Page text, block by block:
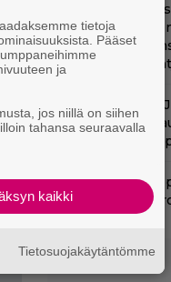
Huippuleffa
Maguiren
Illalla
raakaa
koomikon
Tuleva
viimeiseksi
tietoja
Pääset
ja
jos niillä on siihen
tahansa seuraavalla
kaikki
Tietosuojakäytäntömme